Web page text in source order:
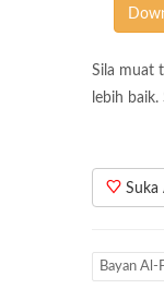
Sila muat
lebih
Suka
Bayan Al-